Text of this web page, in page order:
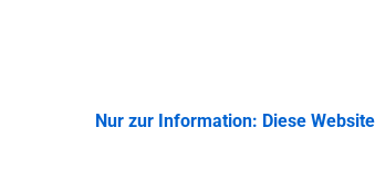
Nur zur Information: Diese